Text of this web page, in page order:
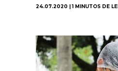
24.07.2020 | 1 MINUTOS DE